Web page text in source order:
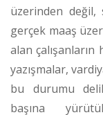
üzerinden değil,
gerçek maaş
alan çalışanların
yazışmalar,
bu durumu
başına